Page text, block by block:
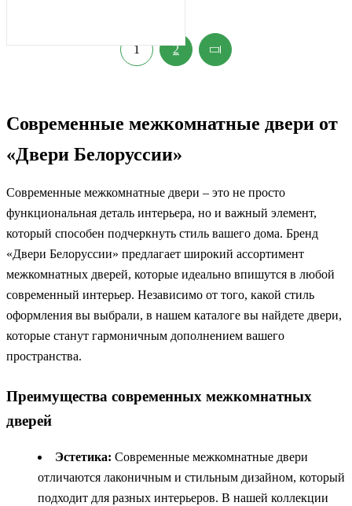
1 2
Современные межкомнатные двери от
«Двери Белоруссии»
Современные межкомнатные двери – это не просто
функциональная деталь интерьера, но и важный элемент,
который способен подчеркнуть стиль вашего дома. Бренд
«Двери Белоруссии» предлагает широкий ассортимент
межкомнатных дверей, которые идеально впишутся в любой
современный интерьер. Независимо от того, какой стиль
оформления вы выбрали, в нашем каталоге вы найдете двери,
которые станут гармоничным дополнением вашего
пространства.
Преимущества современных межкомнатных
дверей
Эстетика: Современные межкомнатные двери
отличаются лаконичным и стильным дизайном, который
подходит для разных интерьеров. В нашей коллекции